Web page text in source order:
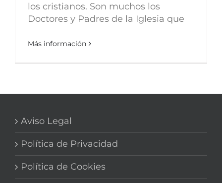
los cristianos. Son muchos los
Doctores y Padres de la Iglesia que
Más información
Aviso Legal
Política de Privacidad
Política de Cookies